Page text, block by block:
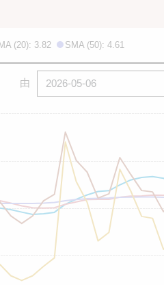
(20): 3.82 SMA (50): 4.61
由